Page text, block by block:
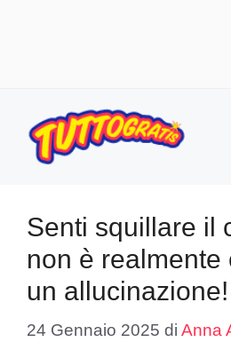
contenuto
Senti squillare il
non è realmente
un allucinazione!
24 Gennaio 2025 di Anna